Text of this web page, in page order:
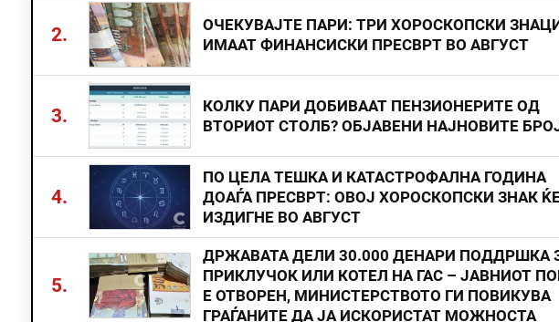
2.
ОЧЕКУВАЈТЕ ПАРИ: ТРИ ХОРОСКОПСКИ
ИМААТ ФИНАНСИСКИ ПРЕСВРТ ВО АВГУСТ
3.
КОЛКУ ПАРИ ДОБИВААТ ПЕНЗИОНЕРИТЕ ОД
ВТОРИОТ СТОЛБ? ОБЈАВЕНИ НАЈНОВИТЕ
4.
ПО ЦЕЛА ТЕШКА И КАТАСТРОФАЛНА ГОДИНА
ДОАЃА ПРЕСВРТ: ОВОЈ ХОРОСКОПСКИ ЗНАК
ИЗДИГНЕ ВО АВГУСТ
5.
ДРЖАВАТА ДЕЛИ 30.000 ДЕНАРИ ПОДДРШКА
ПРИКЛУЧОК ИЛИ КОТЕЛ НА ГАС – ЈАВНИОТ
Е ОТВОРЕН, МИНИСТЕРСТВОТО ГИ ПОВИКУВА
ГРАЃАНИТЕ ДА ЈА ИСКОРИСТАТ МОЖНОСТА